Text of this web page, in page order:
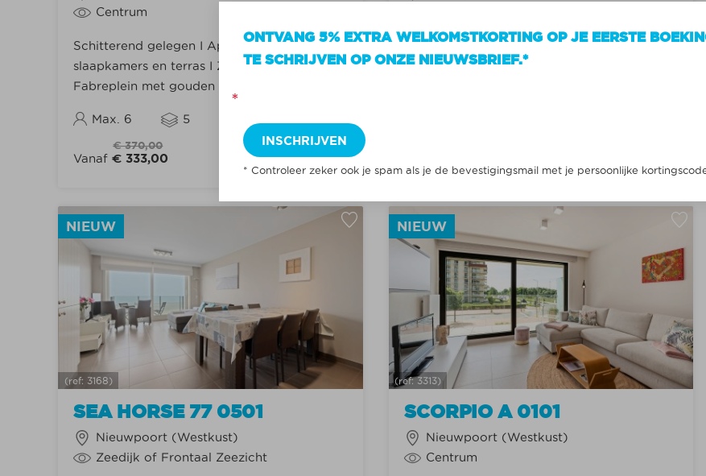
Centrum
Schitterend gelegen I Appartement met 2
slaapkamers en terras I Zicht op het Jan
Fabreplein met gouden schildpad
Max. 6 5
€ 370,00
Vanaf€ 333,00 MEER INFO
Vernieuwd en zonnig appartement I 1
slaapkamer en mooi terras I CENTRUM
SEA HORSE 77 0501
NIEUW
(ref: 3168)
Nieuwpoort (Westkust)
Zeedijk of Frontaal Zeezicht
SCORPIO A 0101
NIEUW
(ref: 3313)
Nieuwpoort (Westkust)
Centrum
ONTVANG 5% EXTRA WELKOMSTKORTING OP JE EERSTE
TE SCHRIJVEN OP ONZE NIEUWSBRIEF.*
*
* Controleer zeker ook je spam als je de bevestigingsmail met je persoonlijke